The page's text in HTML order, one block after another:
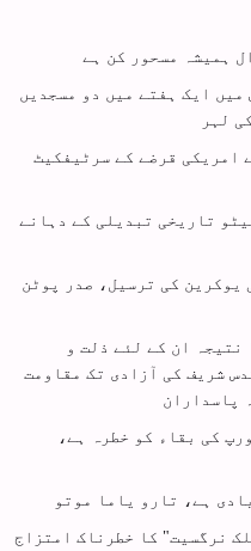
ہمیشہ مسحور کن ہے
میں ایک ہفتے میں دو مسجدیں
لہر
امریکی قرضے کے سرٹیفکیٹ
تاریخی تبدیلی کے دہانے
یوکرین کی ترسیل، صدر پوٹن
نتیجہ ان کے لئے ذلت و
شریف کی آزادی تک مقاومت
پاسداران
کی بقاء کو خطرہ ہے،
ہے، تارو یاما موتو
نرگسیت" کا خطرناک امتزاج